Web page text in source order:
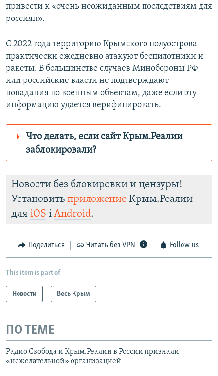
привести к «очень неожиданным последствиям для
россиян».
С 2022 года территорию Крымского полуострова
практически ежедневно атакуют беспилотники и
ракеты. В большинстве случаев Минобороны РФ
или российские власти не подтверждают
попадания по военным объектам, даже если эту
информацию удается верифицировать.
Что делать, если сайт Крым.Реалии
заблокировали?
Крым.Реалии
зеркального сайта:
https://smarturl.click/zYdJA
установить VPN
Новости без блокировки и цензуры!
Установить приложение Крым.Реалии
для iOS і Android.
Поделиться Читать без VPN Follow us
This item is part of
Новости Весь Крым
ПО ТЕМЕ
Радио Свобода и Крым.Реалии в России признали
«нежелательной» организацией